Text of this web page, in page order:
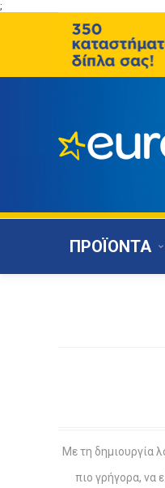
;
ΠΡΟΪΟΝΤΑ
Με τη δημιουργία
πιο γρήγορα, να